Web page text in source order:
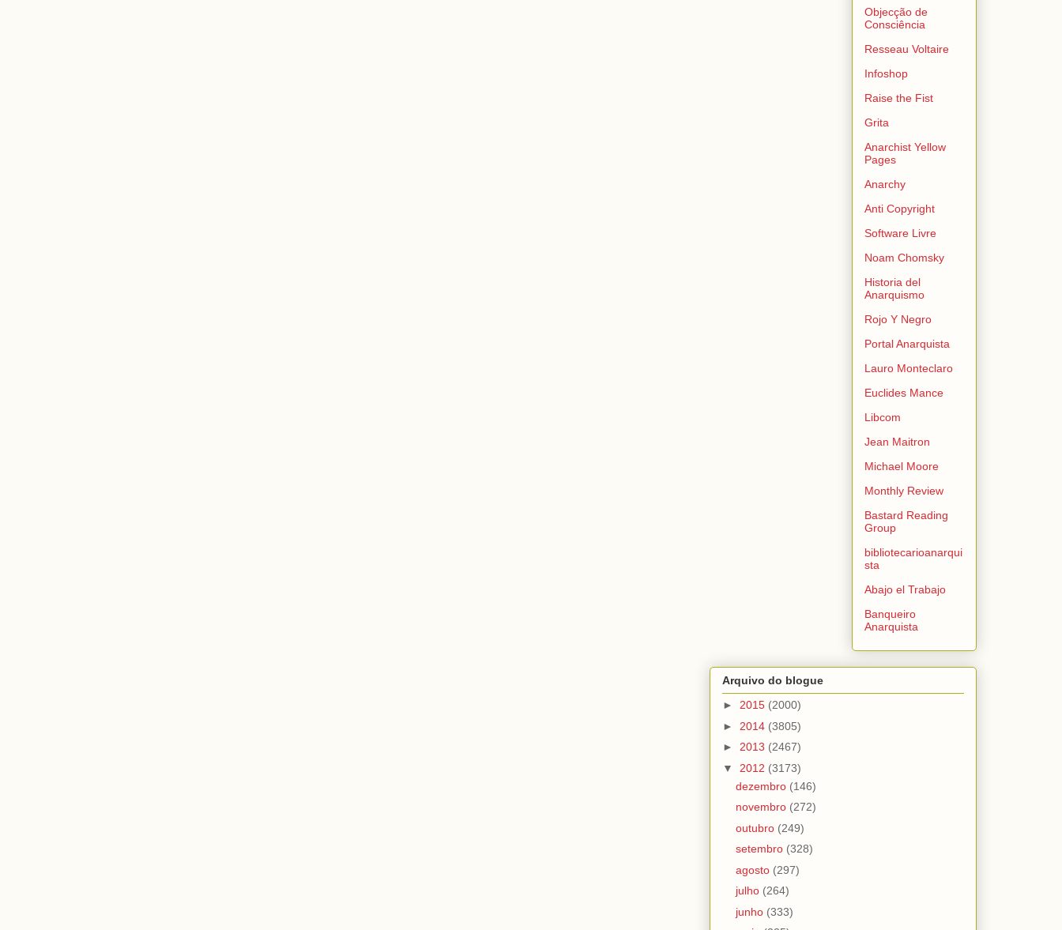
Objecção de
Consciência
Resseau Voltaire
Infoshop
Raise the Fist
Grita
Anarchist Yellow
Pages
Anarchy
Anti Copyright
Software Livre
Noam Chomsky
Historia del
Anarquismo
Rojo Y Negro
Portal Anarquista
Lauro Monteclaro
Euclides Mance
Libcom
Jean Maitron
Michael Moore
Monthly Review
Bastard Reading
Group
bibliotecarioanarqui
sta
Abajo el Trabajo
Banqueiro
Anarquista
Arquivo do blogue
► 2015 (2000)
► 2014 (3805)
► 2013 (2467)
▼ 2012 (3173)
dezembro (146)
novembro (272)
outubro (249)
setembro (328)
agosto (297)
julho (264)
junho (333)